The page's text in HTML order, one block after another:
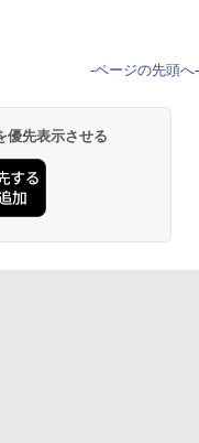
-ページの先頭へ-
優先表示させる